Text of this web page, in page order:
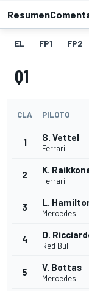
Resumen
EL FP1 FP2
Q1
CLA PILOTO
1 S. Vettel
Ferrari
2 K.
Ferrari
3 L.
Mercedes
4 D.
Red Bull
5 V. Bottas
Mercedes